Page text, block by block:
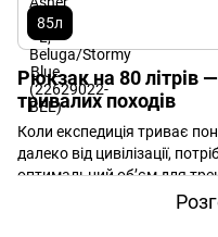
85л
Рюкзак на 80 літрів
тривалих походів
Коли експедиція триває
далеко від цивілізації,
оптимальний об’єм для
У рюкзак легко
та